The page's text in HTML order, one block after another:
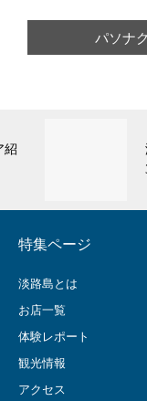
パソナ
淡路
特集ページ
淡路島とは
お店一覧
体験レポート
観光情報
アクセス